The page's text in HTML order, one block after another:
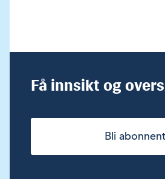
Få innsikt og
Bli abonnent